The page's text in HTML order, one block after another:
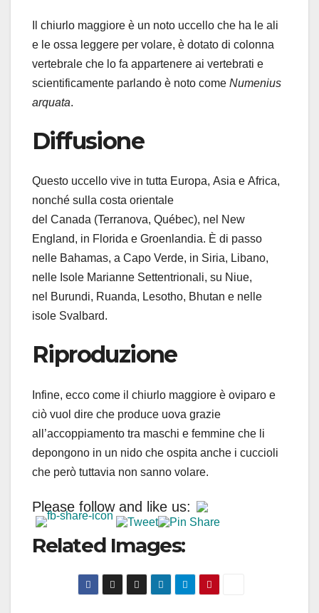
Il chiurlo maggiore è un noto uccello che ha le ali
e le ossa leggere per volare, è dotato di colonna
vertebrale che lo fa appartenere ai vertebrati e
scientificamente parlando è noto come Numenius
arquata.
Diffusione
Questo uccello vive in tutta Europa, Asia e Africa,
nonché sulla costa orientale
del Canada (Terranova, Québec), nel New
England, in Florida e Groenlandia. È di passo
nelle Bahamas, a Capo Verde, in Siria, Libano,
nelle Isole Marianne Settentrionali, su Niue,
nel Burundi, Ruanda, Lesotho, Bhutan e nelle
isole Svalbard.
Riproduzione
Infine, ecco come il chiurlo maggiore è oviparo e
ciò vuol dire che produce uova grazie
all’accoppiamento tra maschi e femmine che li
depongono in un nido che ospita anche i cuccioli
che però tuttavia non sanno volare.
Please follow and like us:
Related Images: